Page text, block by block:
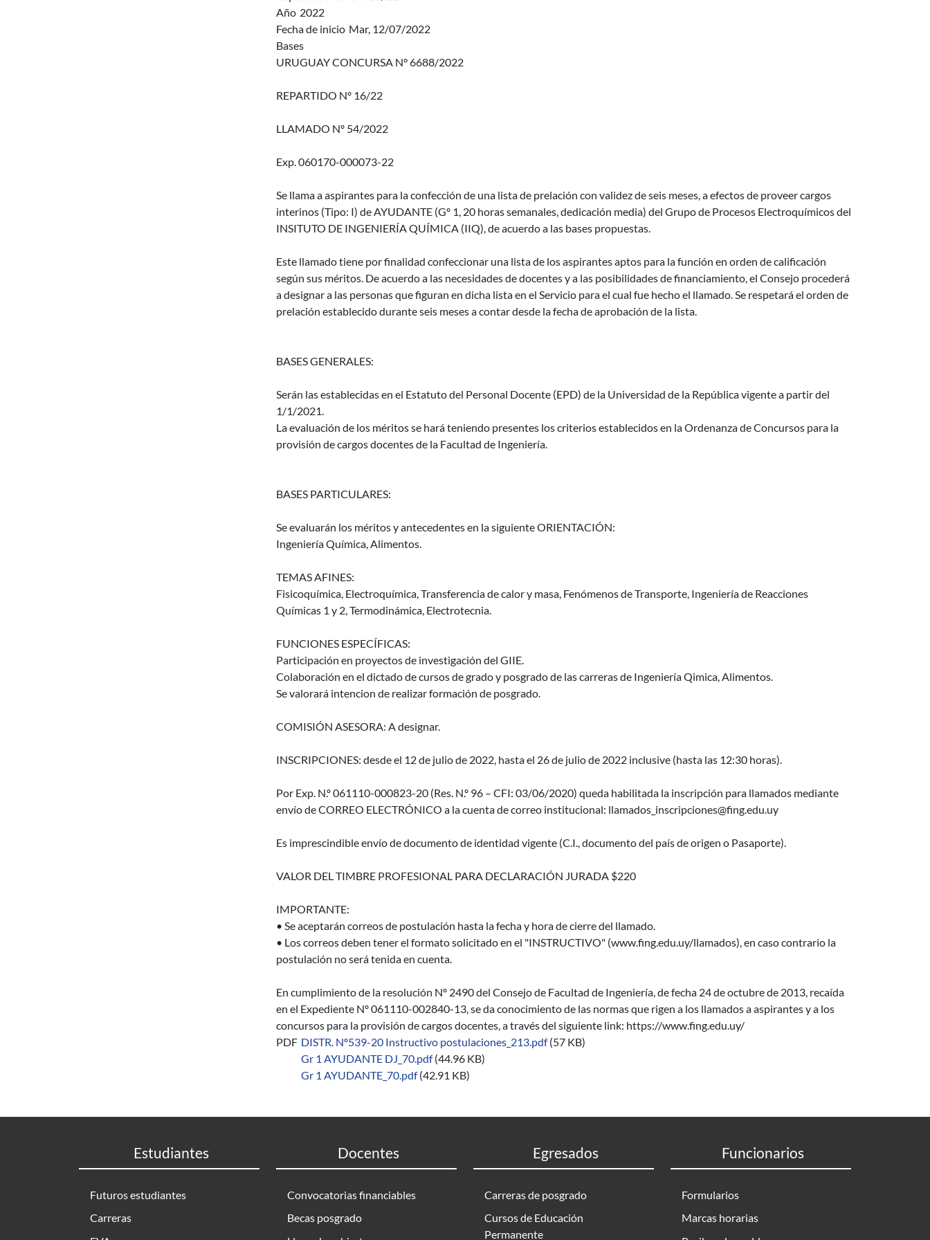
Año 2022
Fecha de inicio Mar, 12/07/2022
Bases
URUGUAY CONCURSA N° 6688/2022
REPARTIDO Nº 16/22
LLAMADO Nº 54/2022
Exp. 060170-000073-22
Se llama a aspirantes para la confección de una lista de prelación con validez de seis meses, a efectos de proveer cargos
interinos (Tipo: I) de AYUDANTE (Gº 1, 20 horas semanales, dedicación media) del Grupo de Procesos Electroquímicos del
INSITUTO DE INGENIERÍA QUÍMICA (IIQ), de acuerdo a las bases propuestas.
Este llamado tiene por finalidad confeccionar una lista de los aspirantes aptos para la función en orden de calificación
según sus méritos. De acuerdo a las necesidades de docentes y a las posibilidades de financiamiento, el Consejo procederá
a designar a las personas que figuran en dicha lista en el Servicio para el cual fue hecho el llamado. Se respetará el orden de
prelación establecido durante seis meses a contar desde la fecha de aprobación de la lista.
BASES GENERALES:
Serán las establecidas en el Estatuto del Personal Docente (EPD) de la Universidad de la República vigente a partir del
1/1/2021.
La evaluación de los méritos se hará teniendo presentes los criterios establecidos en la Ordenanza de Concursos para la
provisión de cargos docentes de la Facultad de Ingeniería.
BASES PARTICULARES:
Se evaluarán los méritos y antecedentes en la siguiente ORIENTACIÓN:
Ingeniería Química, Alimentos.
TEMAS AFINES:
Fisicoquímica, Electroquímica, Transferencia de calor y masa, Fenómenos de Transporte, Ingeniería de Reacciones
Químicas 1 y 2, Termodinámica, Electrotecnia.
FUNCIONES ESPECÍFICAS:
Participación en proyectos de investigación del GIIE.
Colaboración en el dictado de cursos de grado y posgrado de las carreras de Ingeniería Qimica, Alimentos.
Se valorará intencion de realizar formación de posgrado.
COMISIÓN ASESORA: A designar.
INSCRIPCIONES: desde el 12 de julio de 2022, hasta el 26 de julio de 2022 inclusive (hasta las 12:30 horas).
Por Exp. N.º 061110-000823-20 (Res. N.º 96 – CFI: 03/06/2020) queda habilitada la inscripción para llamados mediante
envío de CORREO ELECTRÓNICO a la cuenta de correo institucional: llamados_inscripciones@fing.edu.uy
Es imprescindible envío de documento de identidad vigente (C.I., documento del país de origen o Pasaporte).
VALOR DEL TIMBRE PROFESIONAL PARA DECLARACIÓN JURADA $220
IMPORTANTE:
• Se aceptarán correos de postulación hasta la fecha y hora de cierre del llamado.
• Los correos deben tener el formato solicitado en el "INSTRUCTIVO" (www.fing.edu.uy/llamados), en caso contrario la
postulación no será tenida en cuenta.
En cumplimiento de la resolución Nº 2490 del Consejo de Facultad de Ingeniería, de fecha 24 de octubre de 2013, recaída
en el Expediente Nº 061110-002840-13, se da conocimiento de las normas que rigen a los llamados a aspirantes y a los
concursos para la provisión de cargos docentes, a través del siguiente link: https://www.fing.edu.uy/
PDF DISTR. Nº539-20 Instructivo postulaciones_213.pdf (57 KB)
Gr 1 AYUDANTE DJ_70.pdf (44.96 KB)
Gr 1 AYUDANTE_70.pdf (42.91 KB)
Estudiantes
Futuros estudiantes
Carreras
Docentes
Convocatorias financiables
Becas posgrado
Egresados
Carreras de posgrado
Cursos de Educación
Permanente
Funcionarios
Formularios
Marcas horarias